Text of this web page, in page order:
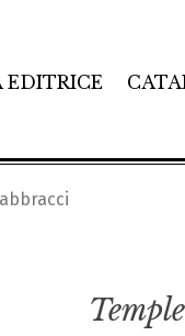
EDITRICE